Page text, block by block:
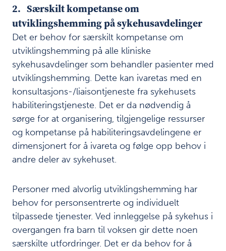
n
s
o
m
u
t
v
i
k
l
i
n
g
s
m
m
n
g
p
2. Særskilt kompetanse om
utviklingshemming på sykehusavdelinger
Det er behov for særskilt kompetanse om
utviklingshemming på alle kliniske
sykehusavdelinger som behandler pasienter med
utviklingshemming. Dette kan ivaretas med en
konsultasjons-/liaisontjeneste fra sykehusets
habiliteringstjeneste. Det er da nødvendig å
sørge for at organisering, tilgjengelige ressurser
og kompetanse på habiliteringsavdelingene er
dimensjonert for å ivareta og følge opp behov i
andre deler av sykehuset.
Personer med alvorlig utviklingshemming har
behov for personsentrerte og individuelt
tilpassede tjenester. Ved innleggelse på sykehus i
overgangen fra barn til voksen gir dette noen
særskilte utfordringer. Det er da behov for å